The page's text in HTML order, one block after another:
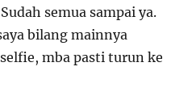
semua sampai ya.
bilang mainnya
mba pasti turun ke